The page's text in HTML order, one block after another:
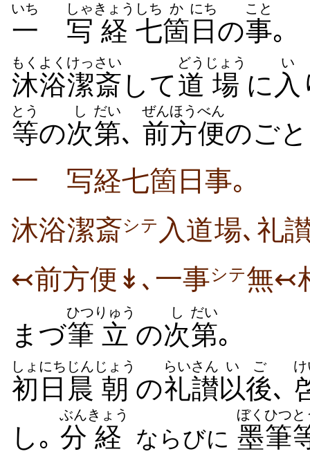
一
いち
写
しゃ
経
きょう
七
しち
箇
か
日
にち
の事
こと
｡
沐浴
もくよく
潔斎
けっさい
して道
どう
場
じょう
に 入
い
等
とう
の次
し
第
だい
､ 前
ぜん
方便
ほうべん
のご
一 写経七箇日事｡
沐浴潔斎シテ 入道場､礼
↢前方便↡､一事シテ無↢
まづ筆
ひつ
立
りゅう
の次
し
第
だい
｡
初日
しょにち
晨
じん
朝
じょう
の礼讃
らいさん
以後
いご
､
し｡ 分
ぶん
経
きょう
ならびに 墨筆
ぼくひつと